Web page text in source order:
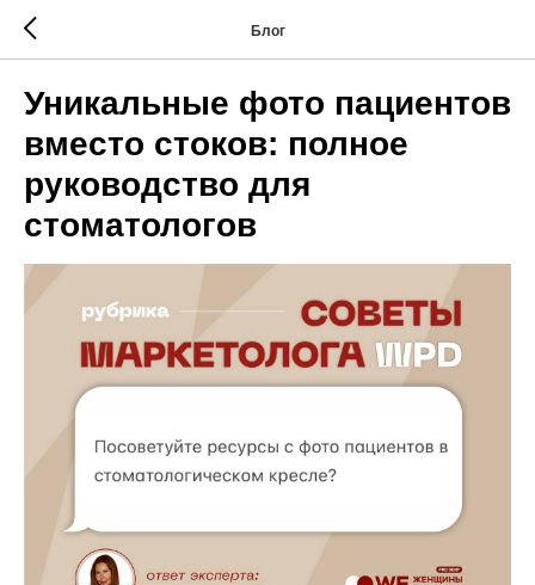
Блог
Уникальные фото пациентов
вместо стоков: полное
руководство для
стоматологов